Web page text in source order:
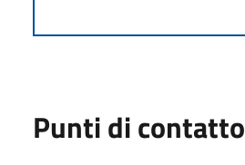
Punti di contatto